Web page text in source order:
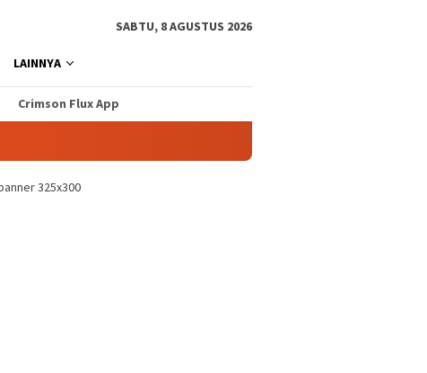
SABTU, 8 AGUSTUS 2026
LAINNYA
Crimson Flux App